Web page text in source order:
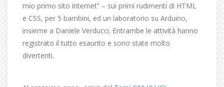
mio primo sito internet” – sui primi rudimenti di HTML
e CSS, per 5 bambini, ed un laboratorio su Arduino,
insieme a Daniele Verducci. Entrambe le attività hanno
registrato il tutto esaurito e sono state molto
divertenti.